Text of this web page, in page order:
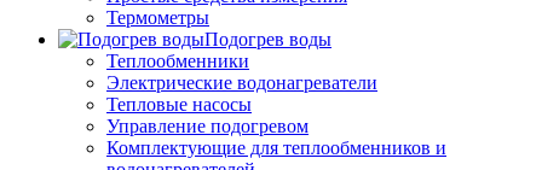
Термометры
Подогрев воды
Теплообменники
Электрические водонагреватели
Тепловые насосы
Управление подогревом
Комплектующие для теплообменников и